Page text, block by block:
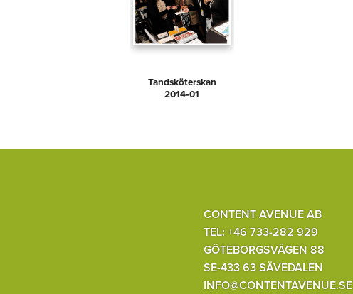
Tandsköterskan
2014‑01
CONTENT AVENUE AB
TEL: +46 733-282 929
GÖTEBORGSVÄGEN 88
SE-433 63 SÄVEDALEN
INFO@CONTENTAVENUE.SE